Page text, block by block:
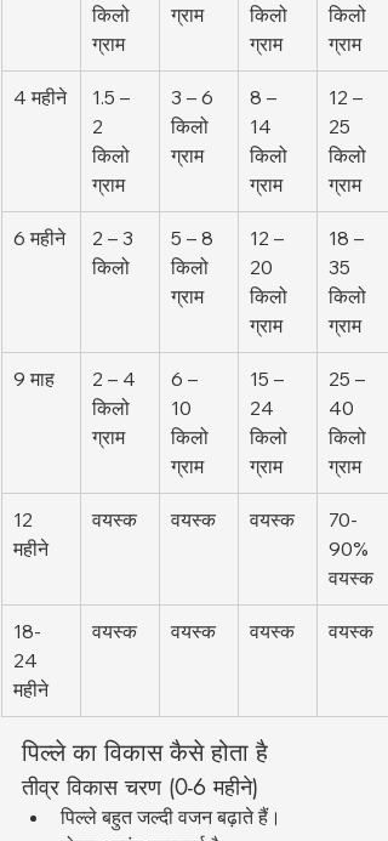
किलो
ग्राम
ग्राम
किलो
ग्राम
किलो
ग्राम
4 महीने
1.5 –
2
किलो
ग्राम
3 – 6
किलो
ग्राम
8 –
14
किलो
ग्राम
12 –
25
किलो
ग्राम
6 महीने
2 – 3
किलो
5 – 8
किलो
ग्राम
12 –
20
किलो
ग्राम
18 –
35
किलो
ग्राम
9 माह
2 – 4
किलो
ग्राम
6 –
10
किलो
ग्राम
15 –
24
किलो
ग्राम
25 –
40
किलो
ग्राम
12
महीने
वयस्क वयस्क वयस्क
70-
90%
वयस्क
18-
24
महीने
वयस्क वयस्क वयस्क वयस्क
पिल्ले का विकास कैसे होता है
तीव्र विकास चरण (0-6 महीने)
पिल्ले बहुत जल्दी वजन बढ़ाते हैं।